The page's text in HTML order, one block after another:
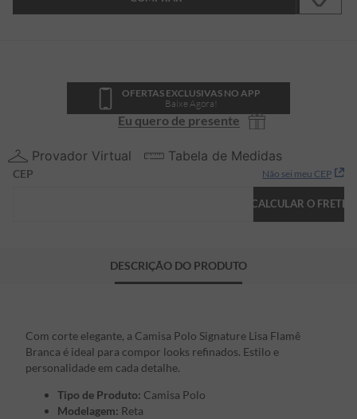
OFERTAS EXCLUSIVAS NO APP
Baixe Agora!
Eu quero de presente
Provador Virtual Tabela de Medidas
CEP Não sei meu CEP
CALCULAR O FRETE
DESCRIÇÃO DO PRODUTO
Com corte elegante, a Camisa Polo Signature Lisa Flamê
Branca é ideal para compor looks refinados. Estilo e
personalidade em cada detalhe.
Tipo de Produto: Camisa Polo
Modelagem: Reta